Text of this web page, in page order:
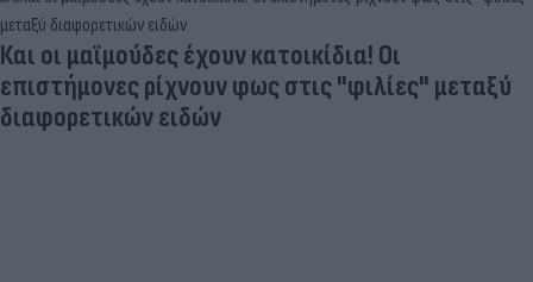
Και οι μαϊμούδες έχουν κατοικίδια! Οι
επιστήμονες ρίχνουν φως στις "φιλίες" μεταξύ
διαφορετικών ειδών